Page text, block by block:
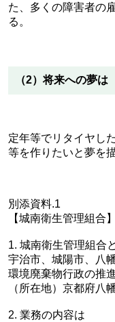
た、多くの障害者の
る。
（2）将来への夢は
定年等でリタイヤし
等を作りたいと夢を
別添資料.1
【城南衛生管理組合】
1. 城南衛生管理組合
宇治市、城陽市、八
環境廃棄物行政の推
（所在地）京都府八
2. 業務の内容は